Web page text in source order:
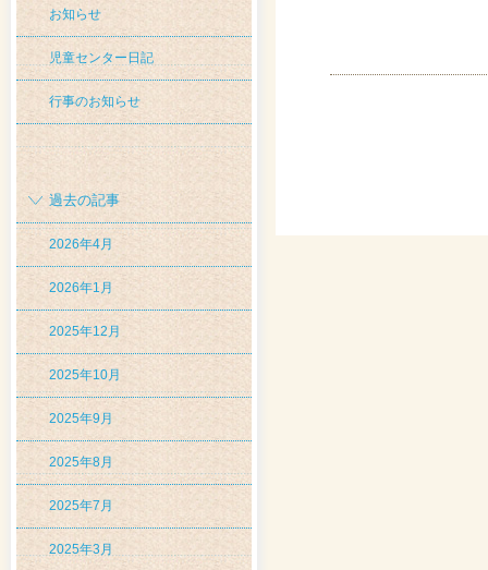
お知らせ
児童センター日記
行事のお知らせ
過去の記事
2026年4月
2026年1月
2025年12月
2025年10月
2025年9月
2025年8月
2025年7月
2025年3月